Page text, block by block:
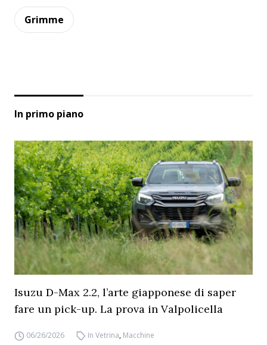
Grimme
In primo piano
Isuzu D-Max 2.2, l’arte giapponese di saper
fare un pick-up. La prova in Valpolicella
06/26/2026 In Vetrina, Macchine